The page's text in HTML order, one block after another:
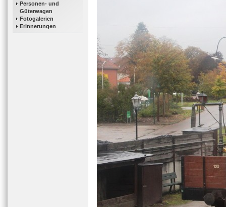
Personen- und
Güterwagen
Fotogalerien
Erinnerungen